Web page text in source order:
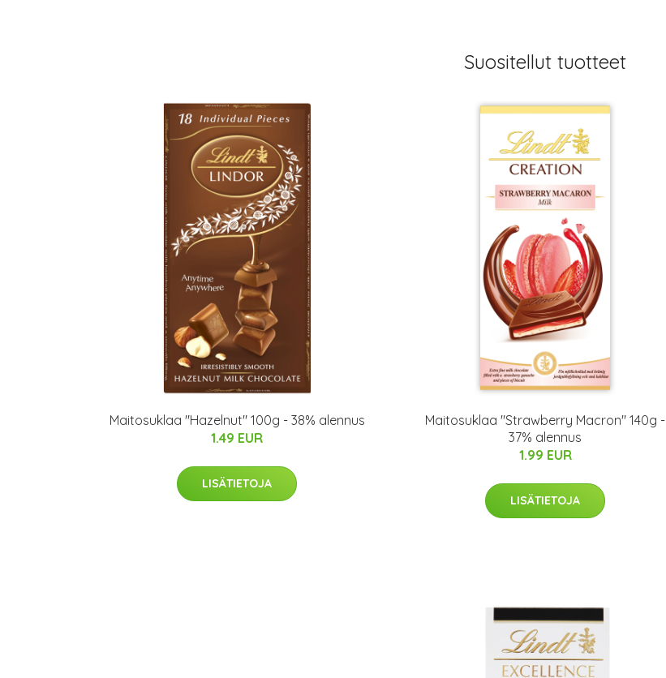
Suositellut tuotteet
Maitosuklaa "Hazelnut" 100g - 38% alennus
1.49 EUR
LISÄTIETOJA
Maitosuklaa "Strawberry Macron" 140g -
37% alennus
1.99 EUR
LISÄTIETOJA